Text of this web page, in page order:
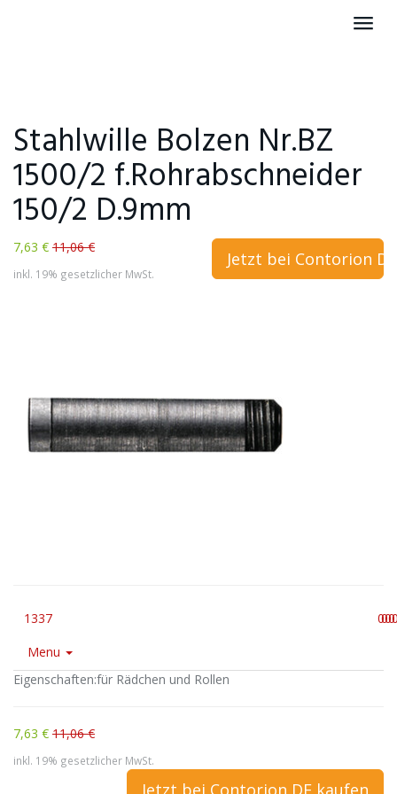
Stahlwille Bolzen Nr.BZ
1500/2 f.Rohrabschneider
150/2 D.9mm
7,63 € 11,06 €
inkl. 19% gesetzlicher MwSt.
Jetzt bei Contorion
1337 0000
Menu
Eigenschaften:für Rädchen und Rollen
7,63 € 11,06 €
inkl. 19% gesetzlicher MwSt.
Jetzt bei Contorion DE kaufen